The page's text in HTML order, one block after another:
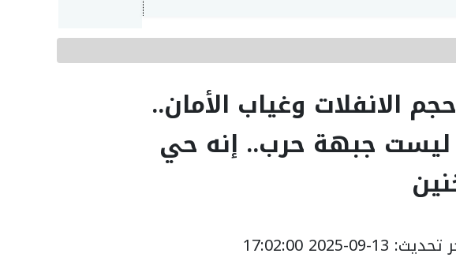
الانفلات وغياب الأمان..
ليست جبهة حرب.. إنه حي
13-09-2025 17:02:00